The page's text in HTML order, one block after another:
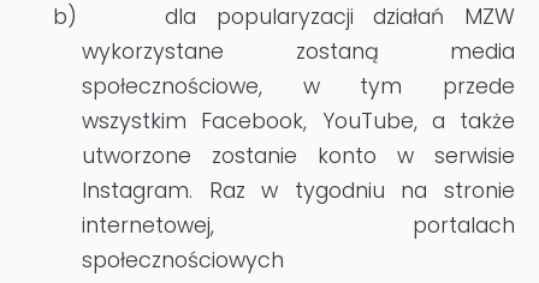
b)
dla popularyzacji działań MZW
wykorzystane zostaną media
społecznościowe, w tym przede
wszystkim Facebook, YouTube, a także
utworzone zostanie konto w serwisie
Instagram. Raz w tygodniu na stronie
internetowej, portalach
społecznościowych